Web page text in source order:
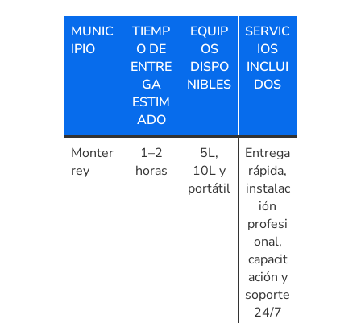
MUNIC
IPIO
TIEMP
O DE
ENTRE
GA
ESTIM
ADO
EQUIP
OS
DISPO
NIBLES
SERVIC
IOS
INCLUI
DOS
Monter
rey
1–2
horas
5L,
10L y
portátil
Entrega
rápida,
instalac
ión
profesi
onal,
capacit
ación y
soporte
24/7